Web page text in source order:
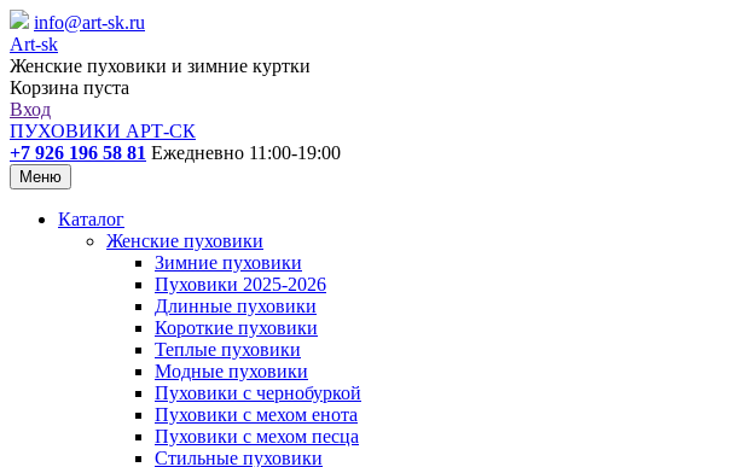
info@art-sk.ru
Art-sk
Женские пуховики и зимние куртки
Корзина пуста
Вход
ПУХОВИКИ АРТ-СК
+7 926 196 58 81 Ежедневно 11:00-19:00
Меню
Каталог
Женские пуховики
Зимние пуховики
Пуховики 2025-2026
Длинные пуховики
Короткие пуховики
Теплые пуховики
Модные пуховики
Пуховики с чернобуркой
Пуховики с мехом енота
Пуховики с мехом песца
Стильные пуховики